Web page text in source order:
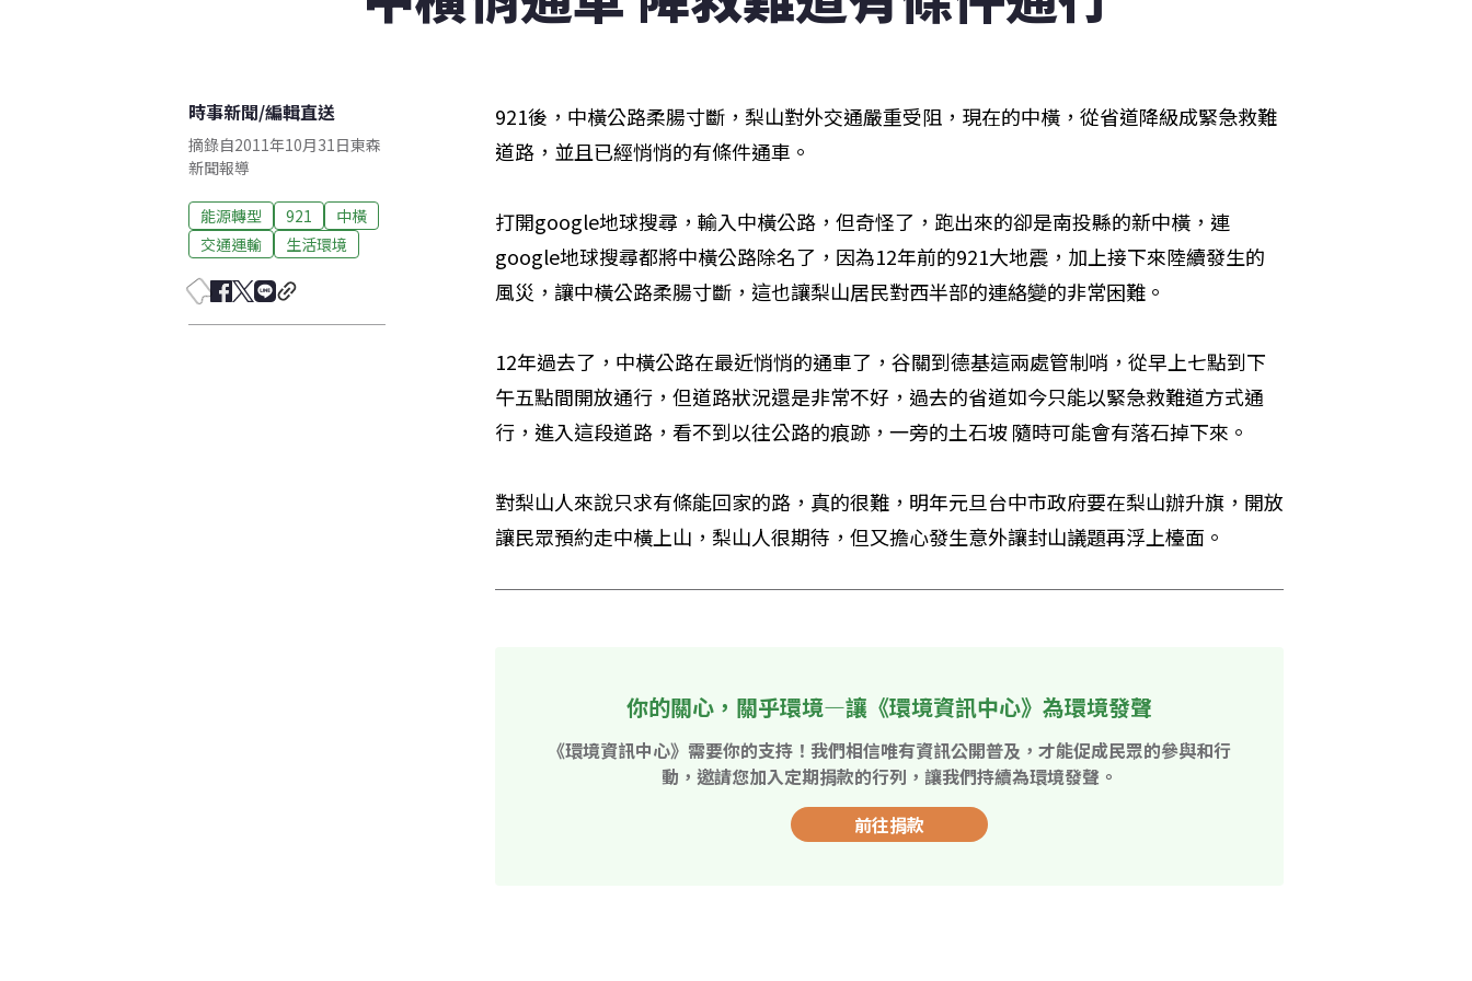
時事新聞/編輯直送
摘錄自2011年10月31日東森
新聞報導
能源轉型 921
中橫
交通運輸
生活環境
921後，中橫公路柔腸寸斷，梨山對外交通嚴重受阻，現在的中橫，從省道降級成緊急救難
道路，並且已經悄悄的有條件通車。
打開google地球搜尋，輸入中橫公路，但奇怪了，跑出來的卻是南投縣的新中橫，連
google地球搜尋都將中橫公路除名了，因為12年前的921大地震，加上接下來陸續發生的
風災，讓中橫公路柔腸寸斷，這也讓梨山居民對西半部的連絡變的非常困難。
12年過去了，中橫公路在最近悄悄的通車了，谷關到德基這兩處管制哨，從早上七點到下
午五點間開放通行，但道路狀況還是非常不好，過去的省道如今只能以緊急救難道方式通
行，進入這段道路，看不到以往公路的痕跡，一旁的土石坡 隨時可能會有落石掉下來。
對梨山人來說只求有條能回家的路，真的很難，明年元旦台中市政府要在梨山辦升旗，開放
讓民眾預約走中橫上山，梨山人很期待，但又擔心發生意外讓封山議題再浮上檯面。
你的關心，關乎環境—讓《環境資訊中心》為環境發聲
《環境資訊中心》需要你的支持！我們相信唯有資訊公開普及，才能促成民眾的參與和行
動，邀請您加入定期捐款的行列，讓我們持續為環境發聲。
前往捐款